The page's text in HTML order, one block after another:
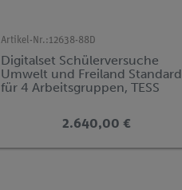
Artikel-Nr.:12638-88D
Digitalset Schülerversuche
Umwelt und Freiland Standard
für 4 Arbeitsgruppen, TESS
2.640,00 €